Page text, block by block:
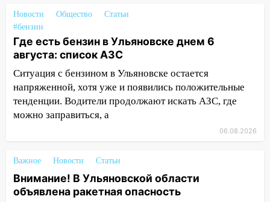
20:04
Ульяновцев приглашают на забег,
посвящённый Дню воздушного флота
России
19:12 В Ульяновской области
руководителя частной компании
наказали за сокрытие прошлого своего
сотрудник
18:02
В Ульяновск едут звезды
Ульяновский областной суд
оставил в силе приговор руководству
«УльяновскФармации» за махинации на
3,2 млн рублей
Новости Общество
Статьи
#бензин
Где есть бензин в Ульяновске днем 6
августа: список АЗС
Ситуация с бензином в Ульяновске остается
напряженной, хотя уже и появились положительные
тенденции. Водители продолжают искать АЗС, где
можно заправиться, а
06.08.2026
Важное Новости Статьи
Внимание! В Ульяновской области
объявлена ракетная опасность